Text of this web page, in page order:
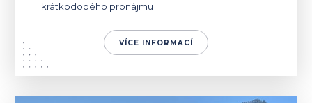
krátkodobého pronájmu
VÍCE INFORMACÍ